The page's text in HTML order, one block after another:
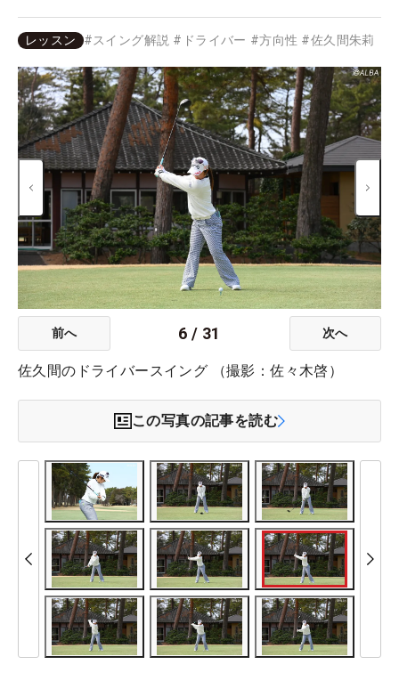
レッスン #スイング解説 # ドライバー #方向性 #佐久間朱莉
前へ 6 / 31 次へ
佐久間のドライバースイング （撮影：佐々木啓）
この写真の記事を読む